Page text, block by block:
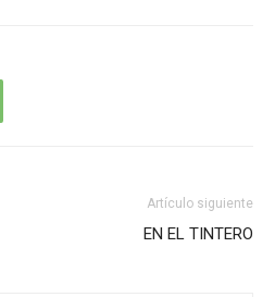
Artículo siguiente
EN EL TINTERO